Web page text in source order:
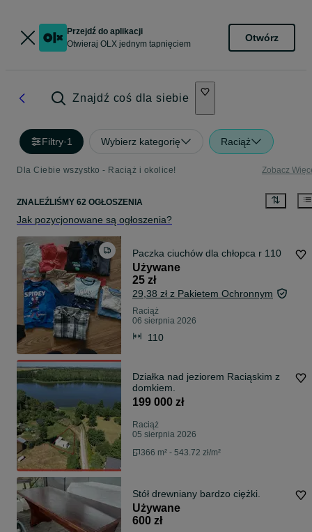
Przejdź do aplikacji
Otwieraj OLX jednym tapnięciem
Otwórz
Znajdź coś dla siebie
Filtry·1 Wybierz kategorię Raciąż
Dla Ciebie wszystko - Raciąż i okolice! Zobacz
ZNALEŹLIŚMY 62 OGŁOSZENIA
Jak pozycjonowane są ogłoszenia?
Paczka ciuchów dla chłopca r 110
Używane
25 zł
29,38 zł z Pakietem Ochronnym
Raciąż
06 sierpnia 2026
110
Działka nad jeziorem Raciąskim z
domkiem.
199 000 zł
Raciąż
05 sierpnia 2026
366 m² - 543.72 zł/m²
Stół drewniany bardzo ciężki.
Używane
600 zł